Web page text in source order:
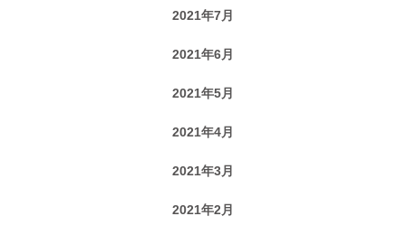
2021年7月
2021年6月
2021年5月
2021年4月
2021年3月
2021年2月